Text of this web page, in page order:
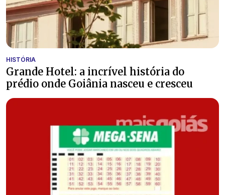
HISTÓRIA
Grande Hotel: a incrível história do
prédio onde Goiânia nasceu e cresceu